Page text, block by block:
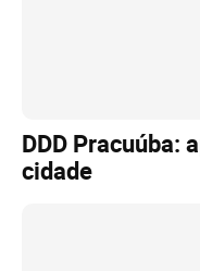
DDD Pracuúba:
cidade